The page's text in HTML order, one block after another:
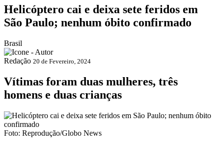
Helicóptero cai e deixa sete feridos em
São Paulo; nenhum óbito confirmado
Brasil
Redação 20 de Fevereiro, 2024
Vítimas foram duas mulheres, três
homens e duas crianças
Foto: Reprodução/Globo News